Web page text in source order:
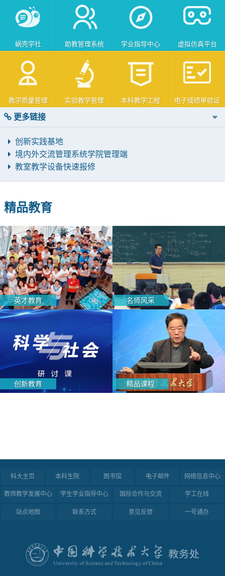
蜗壳学社 助教管理系统 学业指导中心 虚拟仿真平台
教学质量管理 实验教学管理 本科教学工程 电子成绩单验证
更多链接
创新实践基地
境内外交流管理系统学院管理端
教室教学设备快速报修
精品教育
英才教育 名师风采
创新教育 精品课程
科大主页 本科生院 图书馆 电子邮件 网络信息中心
教师教学发展中心 学生学业指导中心 国际合作与交流 学工在线
站点地图 联系方式 意见反馈 一号通办